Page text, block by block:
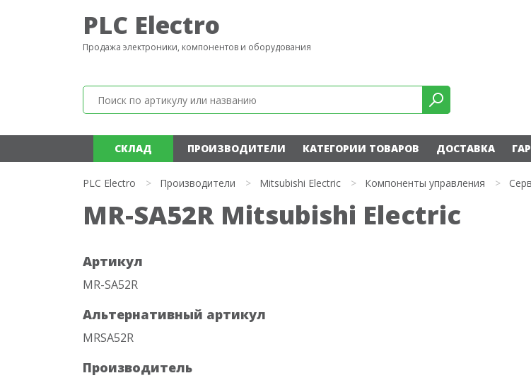
PLC Electro
Продажа электроники, компонентов и оборудования
СКЛАД ПРОИЗВОДИТЕЛИ КАТЕГОРИИ ТОВАРОВ ДОСТАВКА
PLC Electro > Производители > Mitsubishi Electric > Компоненты управления >
MR-SA52R Mitsubishi Electric
Артикул
MR-SA52R
Альтернативный артикул
MRSA52R
Производитель